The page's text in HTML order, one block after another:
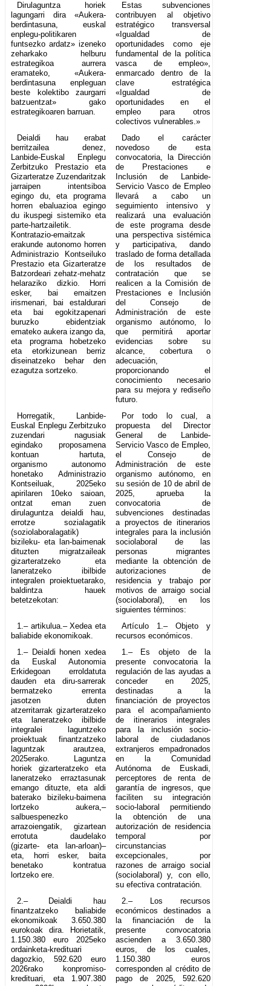
Dirulaguntza horiek
lagungarri dira «Aukera-
berdintasuna, euskal
enplegu-politikaren
funtsezko ardatz» izeneko
zeharkako helburu
estrategikoa aurrera
eramateko, «Aukera-
berdintasuna enpleguan
beste kolektibo zaurgarri
batzuentzat» gako
estrategikoaren barruan.
Estas subvenciones
contribuyen al objetivo
estratégico transversal
«Igualdad de
oportunidades como eje
fundamental de la política
vasca de empleo»,
enmarcado dentro de la
clave estratégica
«Igualdad de
oportunidades en el
empleo para otros
colectivos vulnerables.»
Deialdi hau erabat
berritzailea denez,
Lanbide-Euskal Enplegu
Zerbitzuko Prestazio eta
Gizarteratze Zuzendaritzak
jarraipen intentsiboa
egingo du, eta programa
horren ebaluazioa egingo
du ikuspegi sistemiko eta
parte-hartzailetik.
Kontratazio-emaitzak
erakunde autonomo horren
Administrazio Kontseiluko
Prestazio eta Gizarteratze
Batzordeari zehatz-mehatz
helaraziko dizkio. Horri
esker, bai emaitzen
irismenari, bai estaldurari
eta bai egokitzapenari
buruzko ebidentziak
emateko aukera izango da,
eta programa hobetzeko
eta etorkizunean berriz
diseinatzeko behar den
ezagutza sortzeko.
Dado el carácter
novedoso de esta
convocatoria, la Dirección
de Prestaciones e
Inclusión de Lanbide-
Servicio Vasco de Empleo
llevará a cabo un
seguimiento intensivo y
realizará una evaluación
de este programa desde
una perspectiva sistémica
y participativa, dando
traslado de forma detallada
de los resultados de
contratación que se
realicen a la Comisión de
Prestaciones e Inclusión
del Consejo de
Administración de este
organismo autónomo, lo
que permitirá aportar
evidencias sobre su
alcance, cobertura o
adecuación,
proporcionando el
conocimiento necesario
para su mejora y rediseño
futuro.
Horregatik, Lanbide-
Euskal Enplegu Zerbitzuko
zuzendari nagusiak
egindako proposamena
kontuan hartuta,
organismo autonomo
honetako Administrazio
Kontseiluak, 2025eko
apirilaren 10eko saioan,
ontzat eman zuen
dirulaguntza deialdi hau,
errotze sozialagatik
(soziolaboralagatik)
bizileku- eta lan-baimenak
dituzten migratzaileak
gizarteratzeko eta
laneratzeko ibilbide
integralen proiektuetarako,
baldintza hauek
betetzekotan:
Por todo lo cual, a
propuesta del Director
General de Lanbide-
Servicio Vasco de Empleo,
el Consejo de
Administración de este
organismo autónomo, en
su sesión de 10 de abril de
2025, aprueba la
convocatoria de
subvenciones destinadas
a proyectos de itinerarios
integrales para la inclusión
sociolaboral de las
personas migrantes
mediante la obtención de
autorizaciones de
residencia y trabajo por
motivos de arraigo social
(sociolaboral), en los
siguientes términos:
1.– artikulua.– Xedea eta
baliabide ekonomikoak.
Artículo 1.– Objeto y
recursos económicos.
1.– Deialdi honen xedea
da Euskal Autonomia
Erkidegoan erroldatuta
dauden eta diru-sarrerak
bermatzeko errenta
jasotzen duten
atzerritarrak gizarteratzeko
eta laneratzeko ibilbide
integralei laguntzeko
proiektuak finantzatzeko
laguntzak arautzea,
2025erako. Laguntza
horiek gizarteratzeko eta
laneratzeko erraztasunak
emango dituzte, eta aldi
baterako bizileku-baimena
lortzeko aukera,–
salbuespenezko
arrazoiengatik, gizartean
errotuta daudelako
(gizarte- eta lan-arloan)–
eta, horri esker, baita
benetako kontratua
lortzeko ere.
1.– Es objeto de la
presente convocatoria la
regulación de las ayudas a
conceder en 2025,
destinadas a la
financiación de proyectos
para el acompañamiento
de itinerarios integrales
para la inclusión socio-
laboral de ciudadanos
extranjeros empadronados
en la Comunidad
Autónoma de Euskadi,
perceptores de renta de
garantía de ingresos, que
faciliten su integración
socio-laboral permitiendo
la obtención de una
autorización de residencia
temporal por
circunstancias
excepcionales, por
razones de arraigo social
(sociolaboral) y, con ello,
su efectiva contratación.
2.– Deialdi hau
finantzatzeko baliabide
ekonomikoak 3.650.380
eurokoak dira. Horietatik,
1.150.380 euro 2025eko
ordainketa-kredituari
dagozkio, 592.620 euro
2026rako konpromiso-
kredituari, eta 1.907.380
2.– Los recursos
económicos destinados a
la financiación de la
presente convocatoria
ascienden a 3.650.380
euros, de los cuales,
1.150.380 euros
corresponden al crédito de
pago de 2025, 592.620